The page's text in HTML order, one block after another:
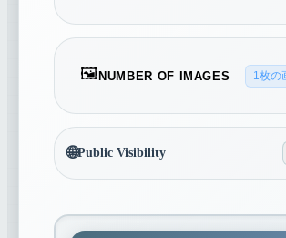
🖼️NUMBER OF IMAGES 1枚の
1
🌐Public Visibility